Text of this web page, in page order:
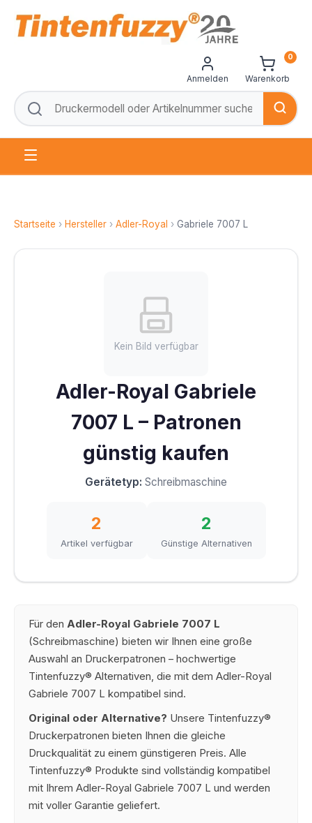
Anmelden Warenkorb
0
Startseite › Hersteller › Adler-Royal › Gabriele 7007 L
Kein Bild verfügbar
Adler-Royal Gabriele
7007 L – Patronen
günstig kaufen
Gerätetyp: Schreibmaschine
2
Artikel verfügbar
2
Günstige Alternativen
Für den Adler-Royal Gabriele 7007 L
(Schreibmaschine) bieten wir Ihnen eine große
Auswahl an Druckerpatronen – hochwertige
Tintenfuzzy® Alternativen, die mit dem Adler-Royal
Gabriele 7007 L kompatibel sind.
Original oder Alternative? Unsere Tintenfuzzy®
Druckerpatronen bieten Ihnen die gleiche
Druckqualität zu einem günstigeren Preis. Alle
Tintenfuzzy® Produkte sind vollständig kompatibel
mit Ihrem Adler-Royal Gabriele 7007 L und werden
mit voller Garantie geliefert.